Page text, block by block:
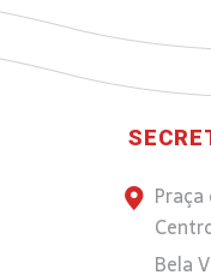
Bela